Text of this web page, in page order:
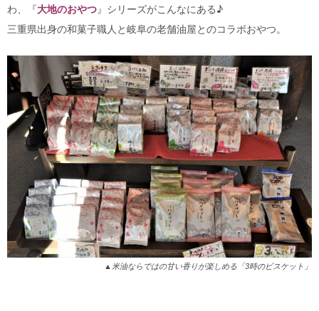
わ、『大地のおやつ』シリーズがこんなにある♪
三重県出身の和菓子職人と岐阜の老舗油屋とのコラボおやつ。
▲米油ならではの甘い香りが楽しめる「3時のビスケット」